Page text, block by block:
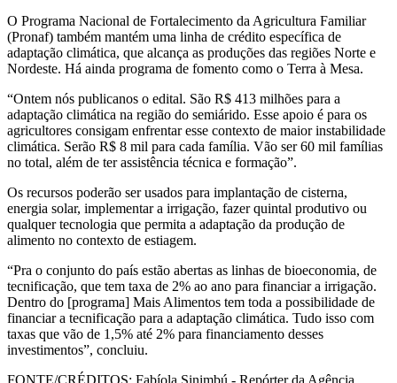
O Programa Nacional de Fortalecimento da Agricultura Familiar
(Pronaf) também mantém uma linha de crédito específica de
adaptação climática, que alcança as produções das regiões Norte e
Nordeste. Há ainda programa de fomento como o Terra à Mesa.
“Ontem nós publicanos o edital. São R$ 413 milhões para a
adaptação climática na região do semiárido. Esse apoio é para os
agricultores consigam enfrentar esse contexto de maior instabilidade
climática. Serão R$ 8 mil para cada família. Vão ser 60 mil famílias
no total, além de ter assistência técnica e formação”.
Os recursos poderão ser usados para implantação de cisterna,
energia solar, implementar a irrigação, fazer quintal produtivo ou
qualquer tecnologia que permita a adaptação da produção de
alimento no contexto de estiagem.
“Pra o conjunto do país estão abertas as linhas de bioeconomia, de
tecnificação, que tem taxa de 2% ao ano para financiar a irrigação.
Dentro do [programa] Mais Alimentos tem toda a possibilidade de
financiar a tecnificação para a adaptação climática. Tudo isso com
taxas que vão de 1,5% até 2% para financiamento desses
investimentos”, concluiu.
FONTE/CRÉDITOS: Fabíola Sinimbú - Repórter da Agência